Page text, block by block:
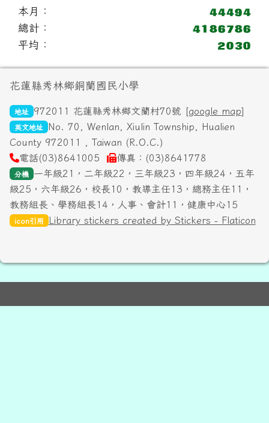
本月：
總計：
平均：
頁尾區域內容
花蓮縣秀林鄉銅蘭國民小學
地址 972011 花蓮縣秀林鄉文蘭村70號 [google map]
英文地址
No. 70, Wenlan, Xiulin Township, Hualien
County 972011 , Taiwan (R.O.C.)
電話(03)8641005
傳真：(03)8641778
分機
一年級21，二年級22，三年級23，四年級24，五年
級25，六年級26，校長10，教導主任13，總務主任11，
教務組長、學務組長14，人事、會計11，健康中心15
icon引用 Library stickers created by Stickers - Flaticon